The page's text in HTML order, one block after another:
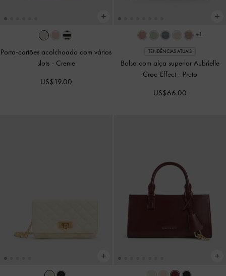
Porta-cartões acolchoado com vários
slots - Creme
US$19.00
+1
TENDÊNCIAS ATUAIS
Bolsa com alça superior Aubrielle
Croc-Effect - Preto
US$66.00